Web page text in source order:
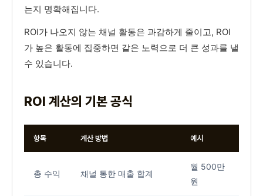
는지 명확해집니다.
ROI가 나오지 않는 채널 활동은 과감하게 줄이고, ROI
가 높은 활동에 집중하면 같은 노력으로 더 큰 성과를 낼
수 있습니다.
ROI 계산의 기본 공식
항목 계산 방법 예시
총 수익 채널 통한 매출 합계
월 500만
원